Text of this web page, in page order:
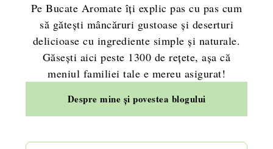
Pe Bucate Aromate îți explic pas cu pas cum
să gătești mâncăruri gustoase și deserturi
delicioase cu ingrediente simple și naturale.
Găsești aici peste 1300 de rețete, așa că
meniul familiei tale e mereu asigurat!
Despre mine și povestea blogului